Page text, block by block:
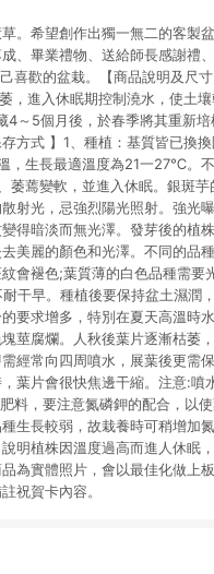
。希望創作出獨一無二的客製
、畢業禮物、送給師長感謝禮
喜歡的盆栽。【商品說明及尺
，進入休眠期控制澆水，使土
4～5個月後，於春季將其重新
方式 】1、種植：基質皆已換
，生長最適溫度為21一27℃。
蔫變軟，並進入休眠。銀斑
射光，忌強烈陽光照射。強光
得暗淡而無光澤。發芽後的植
美麗的顏色和光澤。不同的品
會褪色;葉質薄的白色品種需
干早。種植後要保持盆土濕潤
要求增多，特別在夏天高溫時
莖腐爛。人秋後葉片逐漸枯萎
經常向四周噴水，展葉後更需
葉片會很快焦邊干縮。注意:
料，要注意氮磷鉀的配合，以
生長較弱，故栽養時可稍增加
明植株因溫度過高而進人休眠
為實體照片，會以最佳化做上
祝賀卡內容。